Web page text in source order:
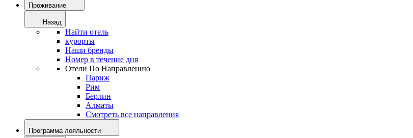
Проживание
Назад
Найти отель
курорты
Наши бренды
Номер в течение дня
Отели По Направлению
Париж
Рим
Берлин
Алматы
Смотреть все направления
Программа лояльности